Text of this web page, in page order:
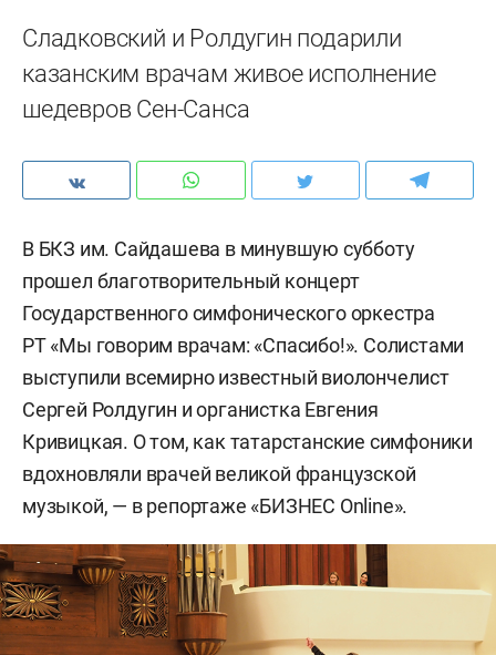
Сладковский и Ролдугин подарили
казанским врачам живое исполнение
шедевров Сен-Санса
В БКЗ им. Сайдашева в минувшую субботу
прошел благотворительный концерт
Государственного симфонического оркестра
РТ «Мы говорим врачам: «Спасибо!». Солистами
выступили всемирно известный виолончелист
Сергей Ролдугин и органистка Евгения
Кривицкая. О том, как татарстанские симфоники
вдохновляли врачей великой французской
музыкой, — в репортаже «БИЗНЕС Online».